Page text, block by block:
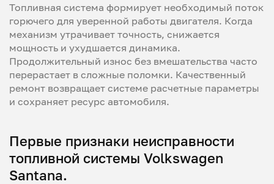
Топливная система формирует необходимый поток
горючего для уверенной работы двигателя. Когда
механизм утрачивает точность, снижается
мощность и ухудшается динамика.
Продолжительный износ без вмешательства часто
перерастает в сложные поломки. Качественный
ремонт возвращает системе расчетные параметры
и сохраняет ресурс автомобиля.
Первые признаки неисправности
топливной системы Volkswagen
Santana.